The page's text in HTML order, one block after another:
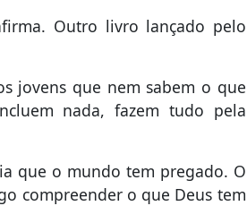
Outro livro lançado pelo
jovens que nem sabem o que
nada, fazem tudo pela
que o mundo tem pregado. O
compreender o que Deus tem